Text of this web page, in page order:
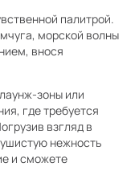
палитрой.
морской волны
внося
зоны или
где требуется
взгляд в
нежность
и сможете